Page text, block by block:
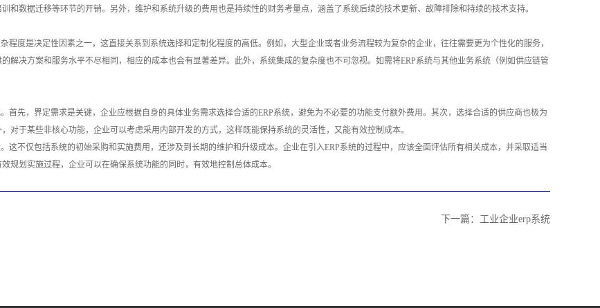
和数据迁移等环节的开销。另外，维护和系统升级的费用也是持续性的财务考量点，涵盖了系统后续的技术更新、故障排除和持续的技术支持。
程度是决定性因素之一，这直接关系到系统选择和定制化程度的高低。例如，大型企业或者业务流程较为复杂的企业，往往需要更为个性化的服务，
解决方案和服务水平不尽相同，相应的成本也会有显著差异。此外，系统集成的复杂度也不可忽视。如需将ERP系统与其他业务系统（例如供应链管
首先，界定需求是关键，企业应根据自身的具体业务需求选择合适的ERP系统，避免为不必要的功能支付额外费用。其次，选择合适的供应商也极为
于某些非核心功能，企业可以考虑采用内部开发的方式，这样既能保持系统的灵活性，又能有效控制成本。
这不仅包括系统的初始采购和实施费用，还涉及到长期的维护和升级成本。企业在引入ERP系统的过程中，应该全面评估所有相关成本，并采取适当
规划实施过程，企业可以在确保系统功能的同时，有效地控制总体成本。‍
下一篇： 工业企业erp系统